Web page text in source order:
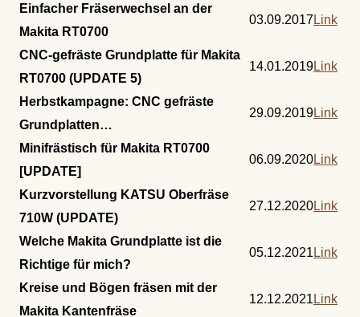
Einfacher Fräserwechsel an der
Makita RT0700
03.09.2017Link
CNC-gefräste Grundplatte für Makita
RT0700 (UPDATE 5)
14.01.2019Link
Herbstkampagne: CNC gefräste
Grundplatten…
29.09.2019Link
Minifrästisch für Makita RT0700
[UPDATE]
06.09.2020Link
Kurzvorstellung KATSU Oberfräse
710W (UPDATE)
27.12.2020Link
Welche Makita Grundplatte ist die
Richtige für mich?
05.12.2021 Link
Kreise und Bögen fräsen mit der
Makita Kantenfräse
12.12.2021 Link